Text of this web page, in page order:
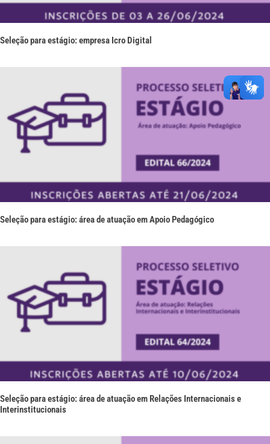
Seleção para estágio: empresa Icro Digital
Seleção para estágio: área de atuação em Apoio Pedagógico
Seleção para estágio: área de atuação em Relações Internacionais e
Interinstitucionais